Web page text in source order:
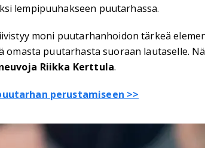
lempipuuhakseen puutarhassa.
moni puutarhanhoidon tärkeä
omasta puutarhasta suoraan lautaselle.
Riikka Kerttula.
perustamiseen >>